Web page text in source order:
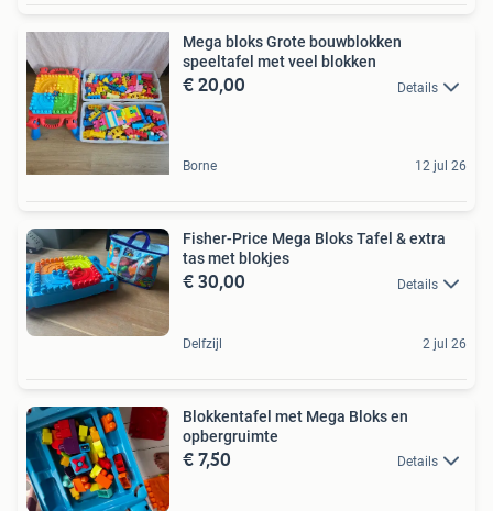
Mega bloks Grote bouwblokken
speeltafel met veel blokken
€ 20,00 Details
Borne 12 jul 26
Fisher-Price Mega Bloks Tafel & extra
tas met blokjes
€ 30,00 Details
Delfzijl 2 jul 26
Blokkentafel met Mega Bloks en
opbergruimte
€ 7,50 Details